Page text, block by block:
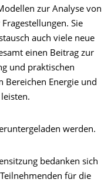
zur Analyse von
Sie
auch viele neue
einen Beitrag zur
und praktischen
Bereichen Energie und
werden.
bedanken sich
für die